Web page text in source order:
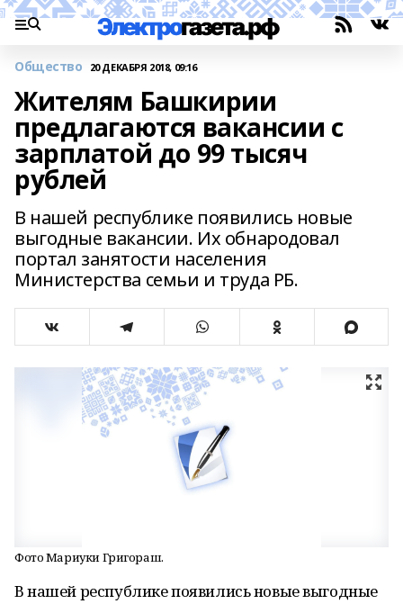
Общество 20 ДЕКАБРЯ 2018, 09:16
Жителям Башкирии
предлагаются вакансии с
зарплатой до 99 тысяч
рублей
В нашей республике появились новые
выгодные вакансии. Их обнародовал
портал занятости населения
Министерства семьи и труда РБ.
Фото Мариуки Григораш.
В нашей республике появились новые выгодные